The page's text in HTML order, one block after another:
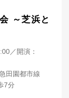
～芝浜と
／開演：
田園都市線
7分